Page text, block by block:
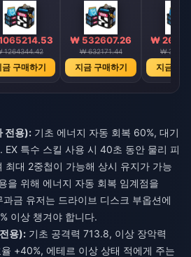
1264344.42
금 구매하기
₩ 532607.26
₩ 632171.44
지금 구매하기
₩
₩
지금 구
전용): 기초 에너지 자동 회복 60%, 대기
특수 스킬 사용 시 40초 동안 물리 피
최대 2중첩이 가능해 상시 유지가 가능
을 위해 에너지 자동 회복 임계점을
금 유저는 드라이브 디스크 부옵션에
이상 챙겨야 합니다.
용): 기초 공격력 713.8, 이상 장악력
+40%, 에테르 이상 상태 적에게 주는